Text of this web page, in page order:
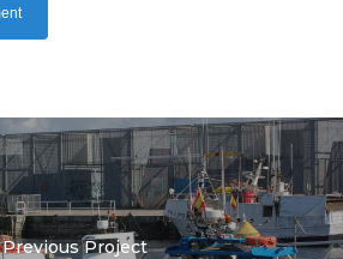
Previous Project